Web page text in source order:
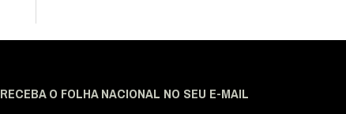
RECEBA O FOLHA NACIONAL NO SEU E-MAIL